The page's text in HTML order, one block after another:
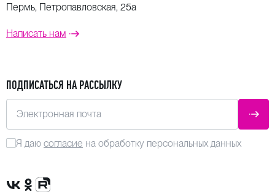
Пермь, Петропавловская, 25а
Написать нам
ПОДПИСАТЬСЯ НА РАССЫЛКУ
Электронная почта
Я даю согласие на обработку персональных данных